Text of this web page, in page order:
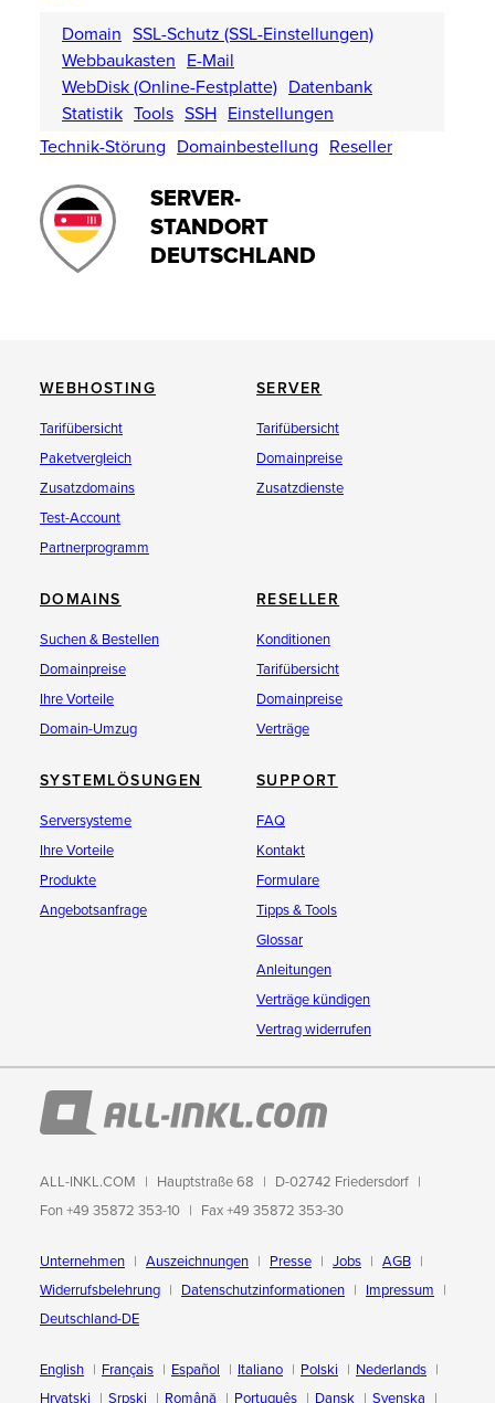
Domain SSL-Schutz (SSL-Einstellungen)
Webbaukasten E-Mail
WebDisk (Online-Festplatte) Datenbank
Statistik Tools SSH Einstellungen
Technik-Störung Domainbestellung Reseller
SERVER-
STANDORT
DEUTSCHLAND
WEBHOSTING
Tarifübersicht
Paketvergleich
Zusatzdomains
Test-Account
Partnerprogramm
SERVER
Tarifübersicht
Domainpreise
Zusatzdienste
DOMAINS
Suchen & Bestellen
Domainpreise
Ihre Vorteile
Domain-Umzug
RESELLER
Konditionen
Tarifübersicht
Domainpreise
Verträge
SYSTEMLÖSUNGEN
Serversysteme
Ihre Vorteile
Produkte
Angebotsanfrage
SUPPORT
FAQ
Kontakt
Formulare
Tipps & Tools
Glossar
Anleitungen
Verträge kündigen
Vertrag widerrufen
ALL-INKL.COM Hauptstraße 68
D-02742 Friedersdorf
Fon +49 35872 353-10
Fax +49 35872 353-30
Unternehmen Auszeichnungen Presse Jobs
AGB
Widerrufsbelehrung
Datenschutzinformationen
Impressum
Deutschland-DE
English Français Español Italiano Polski
Nederlands
Hrvatski
Srpski Română Português Dansk Svenska